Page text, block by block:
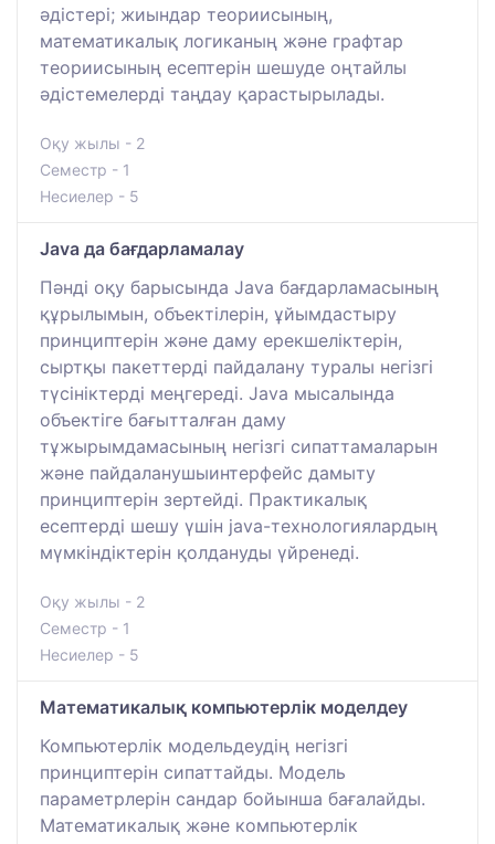
әдістері; жиындар теориисының,
математикалық логиканың және графтар
теориисының есептерін шешуде оңтайлы
әдістемелерді таңдау қарастырылады.
Оқу жылы - 2
Семестр - 1
Несиелер - 5
Java да бағдарламалау
Пәнді оқу барысында Java бағдарламаcының
құрылымын, объектілерін, ұйымдастыру
принциптерін және даму ерекшеліктерін,
сыртқы пакеттерді пайдалану туралы негізгі
түсініктерді меңгереді. Java мысалында
объектіге бағытталған даму
тұжырымдамасының негізгі сипаттамаларын
және пайдаланушыинтерфейс дамыту
принциптерін зертейді. Практикалық
есептерді шешу үшін java-технологиялардың
мүмкіндіктерін қолдануды үйренеді.
Оқу жылы - 2
Семестр - 1
Несиелер - 5
Математикалық компьютерлік моделдеу
Компьютерлік модельдеудің негізгі
принциптерін сипаттайды. Модель
параметрлерін сандар бойынша бағалайды.
Математикалық және компьютерлік